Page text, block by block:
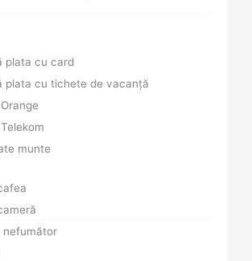
plata cu card
plata cu tichete de vacanță
munte
nefumător